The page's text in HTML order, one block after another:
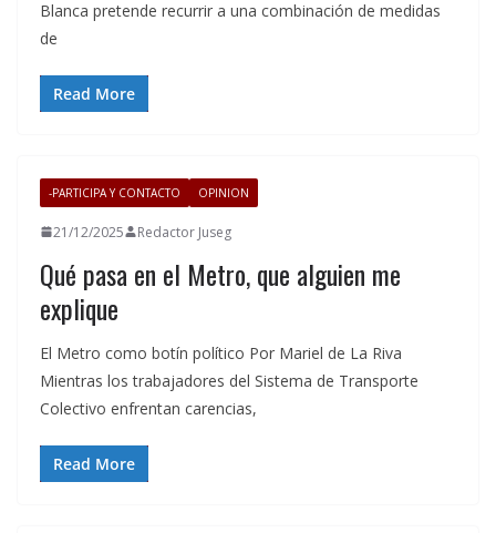
Blanca pretende recurrir a una combinación de medidas
de
Read More
-PARTICIPA Y CONTACTO OPINION
21/12/2025 Redactor Juseg
Qué pasa en el Metro, que alguien me
explique
El Metro como botín político Por Mariel de La Riva
Mientras los trabajadores del Sistema de Transporte
Colectivo enfrentan carencias,
Read More